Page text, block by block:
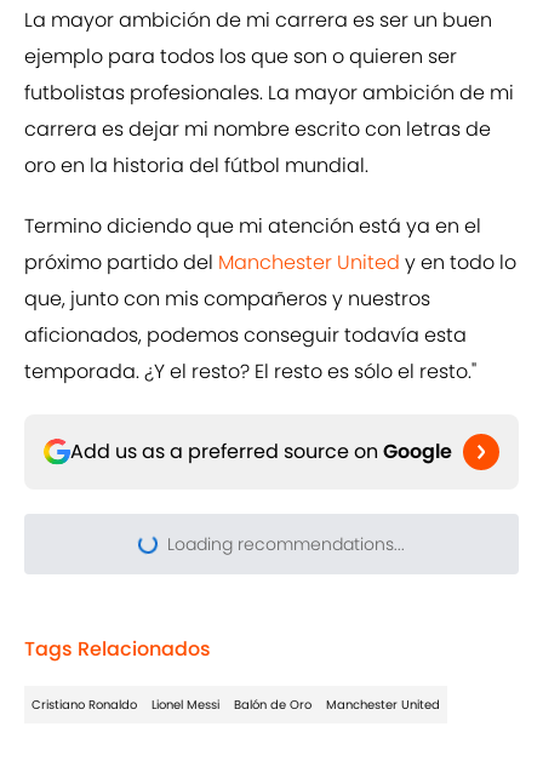
La mayor ambición de mi carrera es ser un buen
ejemplo para todos los que son o quieren ser
futbolistas profesionales. La mayor ambición de mi
carrera es dejar mi nombre escrito con letras de
oro en la historia del fútbol mundial.
Termino diciendo que mi atención está ya en el
próximo partido del Manchester United y en todo lo
que, junto con mis compañeros y nuestros
aficionados, podemos conseguir todavía esta
temporada. ¿Y el resto? El resto es sólo el resto."
Add us as a preferred source on Google
Loading recommendations...
Please wait while we load
Tags Relacionados
Cristiano Ronaldo Lionel Messi Balón de Oro Manchester United